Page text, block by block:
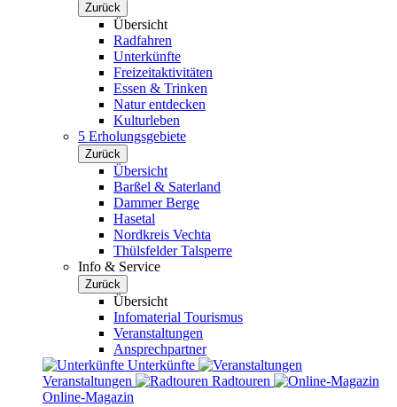
Zurück
Übersicht
Radfahren
Unterkünfte
Freizeitaktivitäten
Essen & Trinken
Natur entdecken
Kulturleben
5 Erholungsgebiete
Zurück
Übersicht
Barßel & Saterland
Dammer Berge
Hasetal
Nordkreis Vechta
Thülsfelder Talsperre
Info & Service
Zurück
Übersicht
Infomaterial Tourismus
Veranstaltungen
Ansprechpartner
Unterkünfte
Veranstaltungen
Radtouren
Online-Magazin